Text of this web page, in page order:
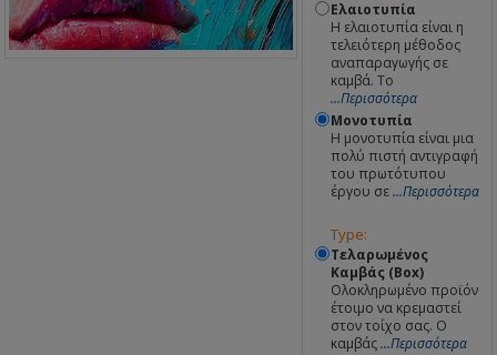
Ελαιοτυπία
Η ελαιοτυπία είναι η
τελειότερη μέθοδος
αναπαραγωγής σε
καμβά. Το
...Περισσότερα
Μονοτυπία
Η μονοτυπία είναι μια
πολύ πιστή αντιγραφή
του πρωτότυπου
έργου σε...Περισσότερα
Type:
Τελαρωμένος
Καμβάς (Box)
Ολοκληρωμένο προϊόν
έτοιμο να κρεμαστεί
στον τοίχο σας. Ο
καμβάς...Περισσότερα